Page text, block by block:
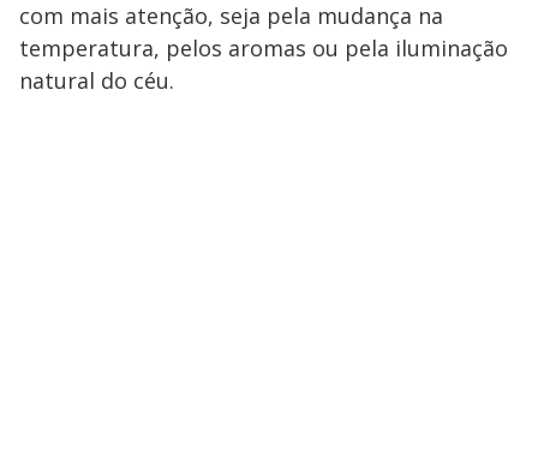
com mais atenção, seja pela mudança na
temperatura, pelos aromas ou pela iluminação
natural do céu.